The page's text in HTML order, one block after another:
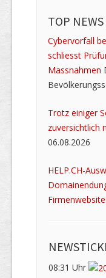
TOP NEWS
Cybervorfall
schliesst
Massnahmen
Trotz einiger
zuversichtlich
06.08.2026
HELP.CH-
08:31 Uhr